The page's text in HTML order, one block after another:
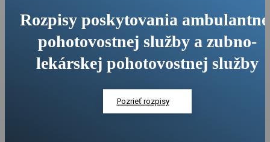
Rozpisy poskytovania
pohotovostnej služby a zubno-
lekárskej pohotovostnej služby
Pozrieť rozpisy